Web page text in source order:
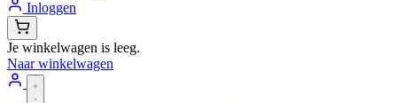
Inloggen
Je winkelwagen is leeg.
Naar winkelwagen